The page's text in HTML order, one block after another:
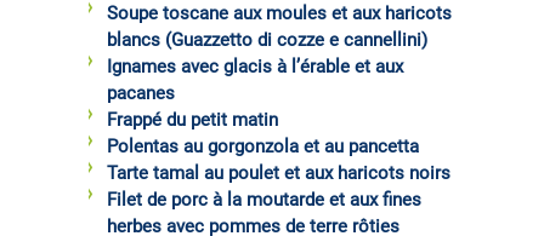
Soupe toscane aux moules et aux haricots
blancs (Guazzetto di cozze e cannellini)
Ignames avec glacis à l’érable et aux
pacanes
Frappé du petit matin
Polentas au gorgonzola et au pancetta
Tarte tamal au poulet et aux haricots noirs
Filet de porc à la moutarde et aux fines
herbes avec pommes de terre rôties